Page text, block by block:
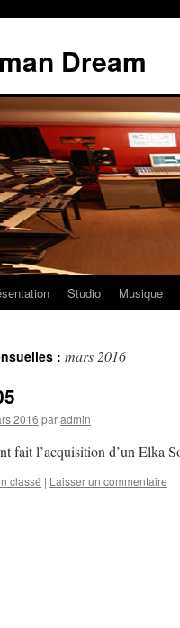
Dream
Studio Musique
: mars 2016
2016 paradmin
fait l’acquisition d’un Elka
classé | Laisser un commentaire